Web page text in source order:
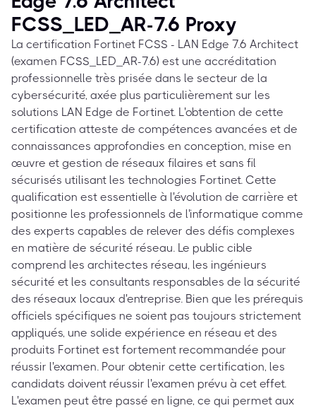
FCSS_LED_AR-7.6 Proxy
La certification Fortinet FCSS - LAN Edge 7.6 Architect
(examen FCSS_LED_AR-7.6) est une accréditation
professionnelle très prisée dans le secteur de la
cybersécurité, axée plus particulièrement sur les
solutions LAN Edge de Fortinet. L'obtention de cette
certification atteste de compétences avancées et de
connaissances approfondies en conception, mise en
œuvre et gestion de réseaux filaires et sans fil
sécurisés utilisant les technologies Fortinet. Cette
qualification est essentielle à l'évolution de carrière et
positionne les professionnels de l'informatique comme
des experts capables de relever des défis complexes
en matière de sécurité réseau. Le public cible
comprend les architectes réseau, les ingénieurs
sécurité et les consultants responsables de la sécurité
des réseaux locaux d'entreprise. Bien que les prérequis
officiels spécifiques ne soient pas toujours strictement
appliqués, une solide expérience en réseau et des
produits Fortinet est fortement recommandée pour
réussir l'examen. Pour obtenir cette certification, les
candidats doivent réussir l'examen prévu à cet effet.
L'examen peut être passé en ligne, ce qui permet aux